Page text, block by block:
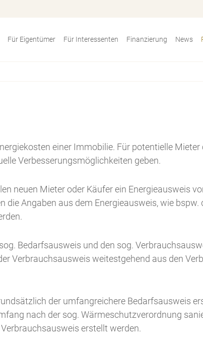
Für Eigentümer Für Interessenten Finanzierung News
einer Immobilie. Für potentielle Mieter
Verbesserungsmöglichkeiten geben.
neuen Mieter oder Käufer ein Energieausweis
Angaben aus dem Energieausweis, wie bspw.
Bedarfsausweis und den sog.
Verbrauchsausweis weitestgehend aus den
der umfangreichere Bedarfsausweis
nach der sog. Wärmeschutzverordnung
erstellt werden.